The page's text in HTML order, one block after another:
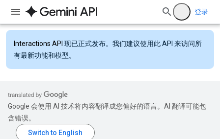
登录
Interactions API 现已正式发布。我们建议使用此 API 来访问所
有最新功能和模型。
Google 会使用 AI 技术将内容翻译成您偏好的语言。AI 翻译可能包
含错误。